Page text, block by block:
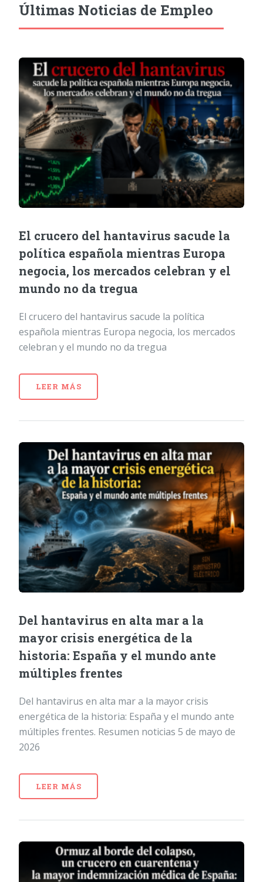
Últimas Noticias de Empleo
El crucero del hantavirus sacude la
política española mientras Europa
negocia, los mercados celebran y el
mundo no da tregua
El crucero del hantavirus sacude la política
española mientras Europa negocia, los mercados
celebran y el mundo no da tregua
LEER MÁS
Del hantavirus en alta mar a la
mayor crisis energética de la
historia: España y el mundo ante
múltiples frentes
Del hantavirus en alta mar a la mayor crisis
energética de la historia: España y el mundo ante
múltiples frentes. Resumen noticias 5 de mayo de
2026
LEER MÁS